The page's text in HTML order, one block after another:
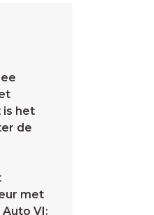
is het
de
met
VI: